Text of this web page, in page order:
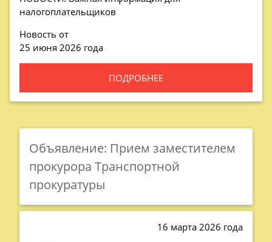
налогоплательщиков
Новость от
25 июня 2026 года
ПОДРОБНЕЕ
Объявление: Прием заместителем
прокурора Транспортной
прокуратуры
16 марта 2026 года